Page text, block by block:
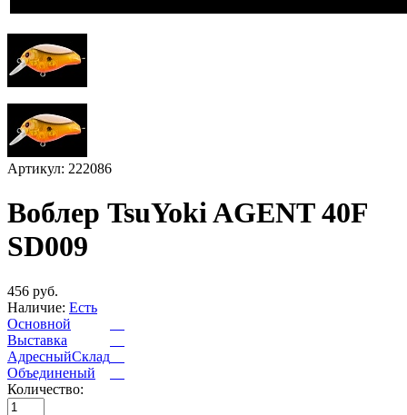
Артикул: 222086
Воблер TsuYoki AGENT 40F
SD009
456 руб.
Наличие: Есть
Основной
Выставка
АдресныйСклад
Объединеный
Количество: